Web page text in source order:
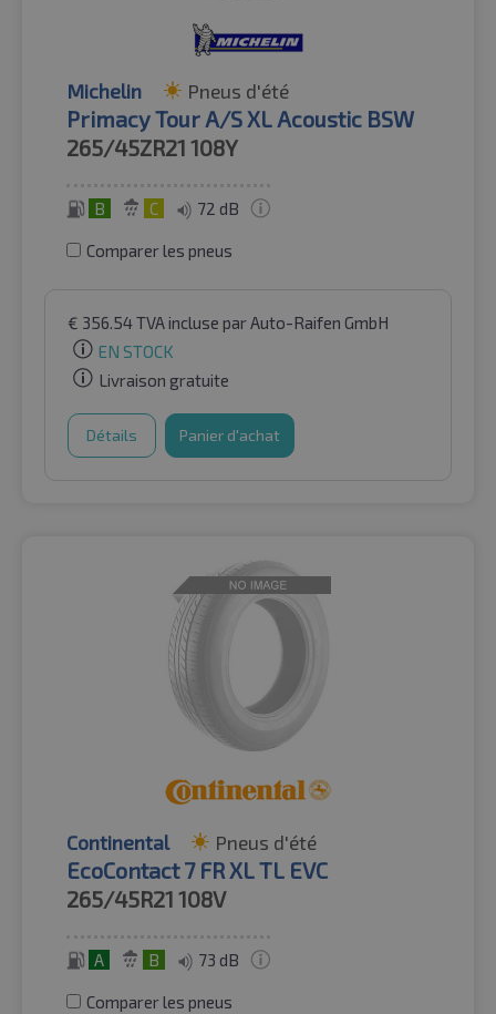
Michelin Pneus d'été
Primacy Tour A/S XL Acoustic BSW
265/45ZR21 108Y
B C 72 dB
Comparer les pneus
€ 356.54TVA incluse par Auto-Raifen GmbH
EN STOCK
Livraison gratuite
Détails Panier d'achat
Continental Pneus d'été
EcoContact 7 FR XL TL EVC
265/45R21 108V
A B 73 dB
Comparer les pneus